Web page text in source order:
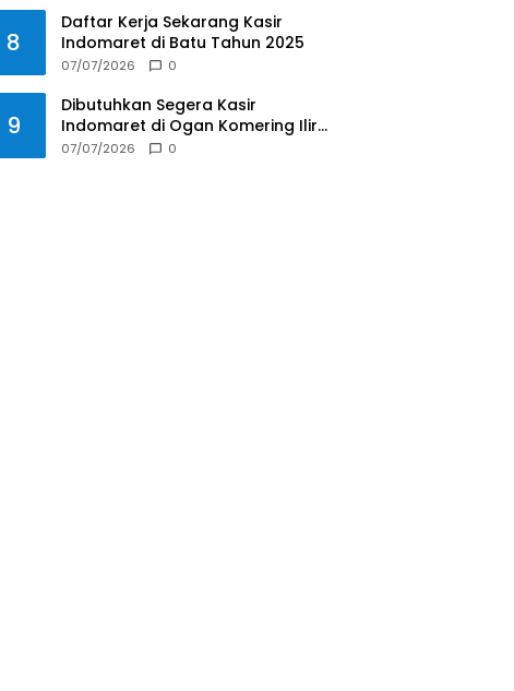
8
Daftar Kerja Sekarang Kasir
Indomaret di Batu Tahun 2025
07/07/2026 0
9
Dibutuhkan Segera Kasir
Indomaret di Ogan Komering Ilir
Tahun 2025
07/07/2026 0